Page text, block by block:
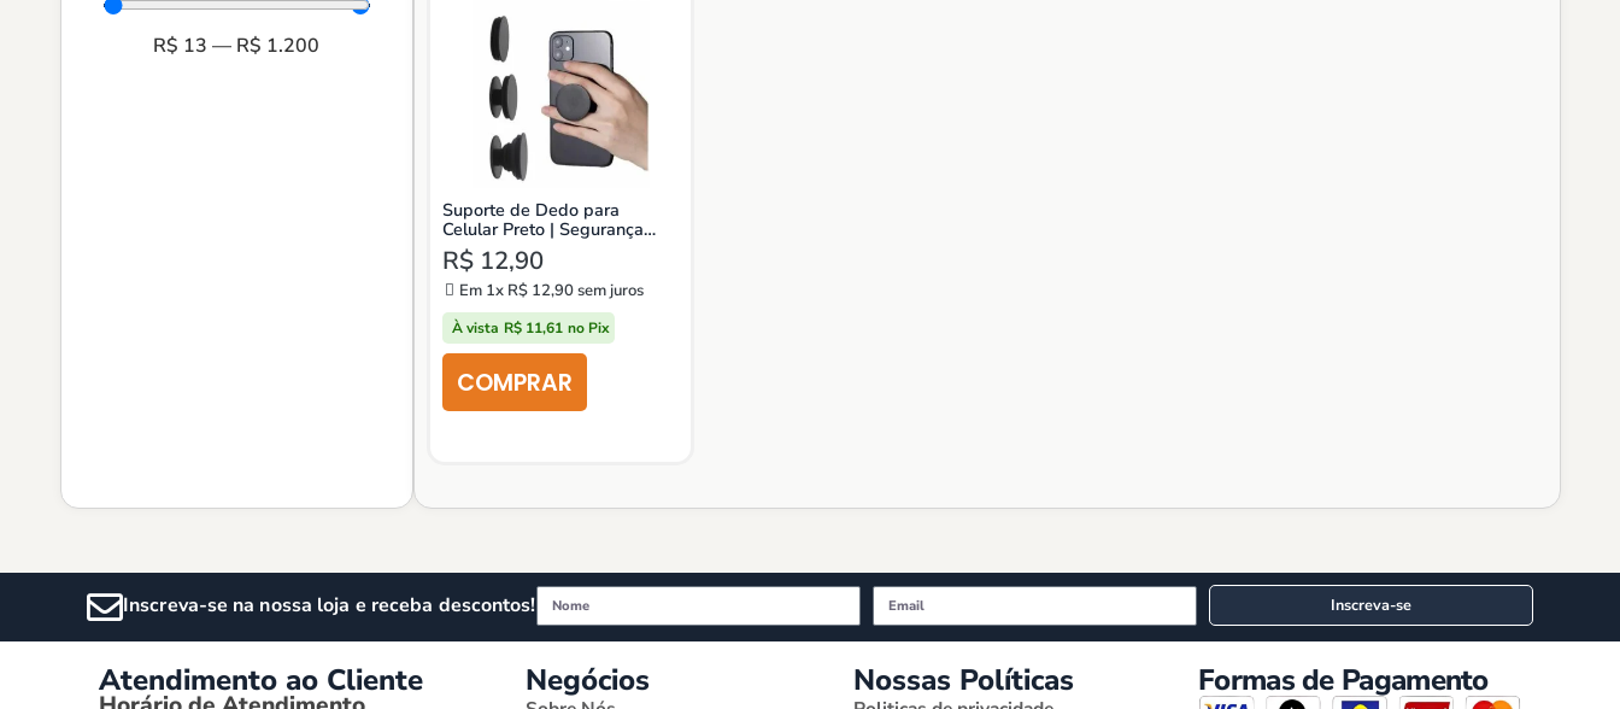
R$ 13— R$ 1.200
Suporte de Dedo para
Celular Preto | Segurança
Anti-Queda
R$ 12,90
Em 1x R$ 12,90sem juros
À vista R$ 11,61 no Pix
Inscreva-se na nossa loja e receba descontos! Inscreva-se
Atendimento ao Cliente Negócios Nossas Políticas Formas de Pagamento